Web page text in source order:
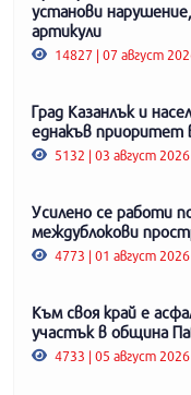
установи
артикули
14827 | 07 август
Град Казанлък и
еднакъв приоритет
5132 | 03 август 2026
Усилено се работи
междублокови
4773 | 01 август 2026
Към своя край е
участък в община
4733 | 05 август 2026